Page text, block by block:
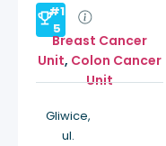
#1
5
Breast Cancer
Unit, Colon Cancer
Unit
Gliwice,
ul.